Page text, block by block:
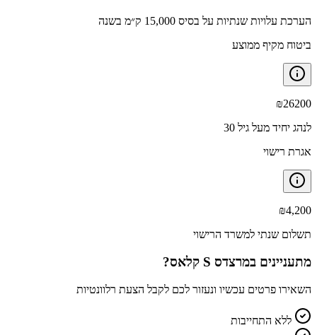
הערכת עלויות שנתיות על בסיס 15,000 ק״מ בשנה
ביטוח מקיף ממוצע
₪26200
לנהג יחיד מעל גיל 30
אגרת רישוי
₪4,200
תשלום שנתי למשרד הרישוי
מתעניינים במרצדס S קלאס ?
השאירו פרטים עכשיו ונעזור לכם לקבל הצעת רלוונטיות
ללא התחייבות